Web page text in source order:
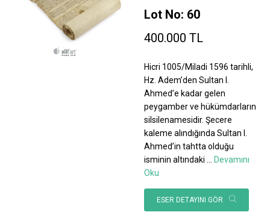
Lot No: 60
400.000 TL
Hicri 1005/Miladi 1596 tarihli,
Hz. Adem’den Sultan I.
Ahmed’e kadar gelen
peygamber ve hükümdarların
silsilenamesidir. Şecere
kaleme alındığında Sultan I.
Ahmed’in tahtta olduğu
isminin altındaki
Devamını
Oku
ESER DETAYINI GÖR